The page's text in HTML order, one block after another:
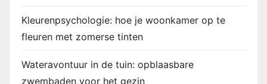
r
i
n
Kleurenpsychologie: hoe je woonkamer op te
fleuren met zomerse tinten
Wateravontuur in de tuin: opblaasbare
zwembaden voor het gezin